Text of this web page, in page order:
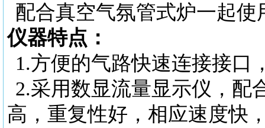
配合真空气氛管式炉一起
仪器特点：
1.方便的气路快速连接接口
2.采用数显流量显示仪，配
高，重复性好，相应速度快